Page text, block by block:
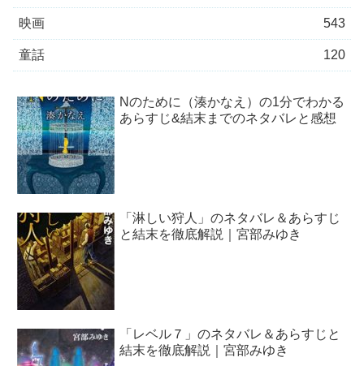
映画 543
童話 120
Nのために（湊かなえ）の1分でわかる
あらすじ&結末までのネタバレと感想
「淋しい狩人」のネタバレ＆あらすじ
と結末を徹底解説｜宮部みゆき
「レベル７」のネタバレ＆あらすじと
結末を徹底解説｜宮部みゆき